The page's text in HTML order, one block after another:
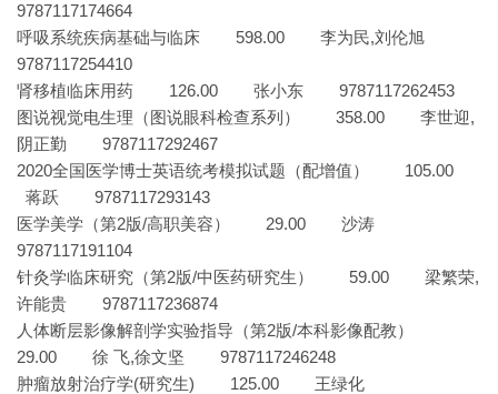
9787117174664
呼吸系统疾病基础与临床 598.00 李为民,刘伦旭
9787117254410
肾移植临床用药 126.00 张小东 9787117262453
图说视觉电生理（图说眼科检查系列） 358.00 李世迎,
阴正勤 9787117292467
2020全国医学博士英语统考模拟试题（配增值） 105.00
蒋跃 9787117293143
医学美学（第2版/高职美容） 29.00 沙涛
9787117191104
针灸学临床研究（第2版/中医药研究生） 59.00 梁繁荣,
许能贵 9787117236874
人体断层影像解剖学实验指导（第2版/本科影像配教）
29.00 徐 飞,徐文坚 9787117246248
肿瘤放射治疗学(研究生) 125.00 王绿化